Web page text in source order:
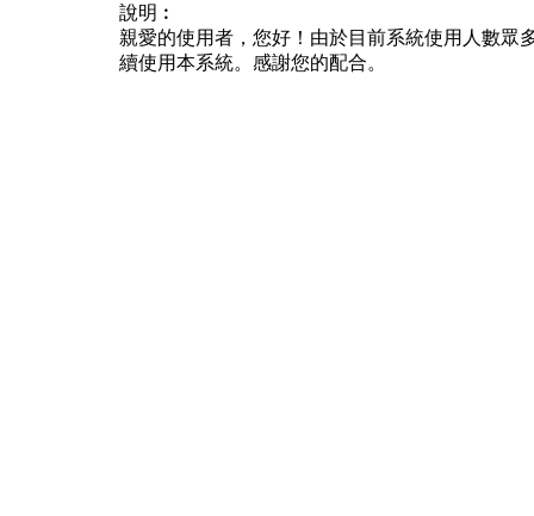
說明︰
親愛的使用者，您好！由於目前系統使用人數眾
續使用本系統。感謝您的配合。